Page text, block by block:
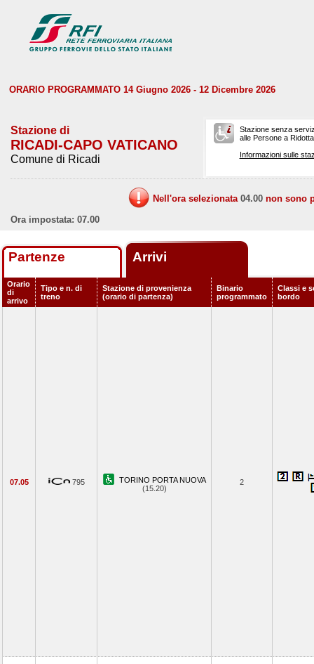
ORARIO PROGRAMMATO 14 Giugno 2026 - 12 Dicembre 2026
Stazione di
RICADI-CAPO VATICANO
Comune di Ricadi
Stazione senza
alle Persone a
Informazioni sulle
Nell'ora selezionata 04.00 non sono
Ora impostata: 07.00
Partenze Arrivi
Orario
di
arrivo
Tipo e n. di
treno
Stazione di provenienza
(orario di partenza)
Binario
programmato
Classi e
bordo
07.05 795
TORINO PORTA NUOVA
(15.20)
2